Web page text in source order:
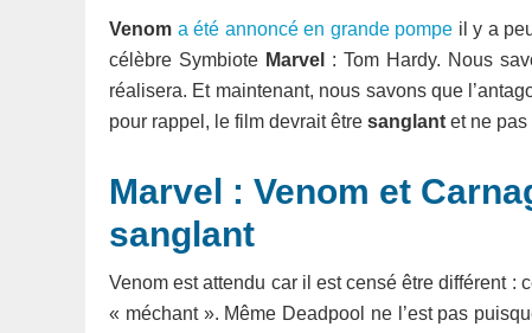
Venom a été annoncé en grande pompe il y a
célèbre Symbiote Marvel
: Tom Hardy. Nous
réalisera. Et maintenant, nous savons que
pour rappel, le film devrait être sanglant et ne
Marvel : Venom et
sanglant
Venom est attendu car il est censé être différent :
« méchant ». Même Deadpool ne l’est pas